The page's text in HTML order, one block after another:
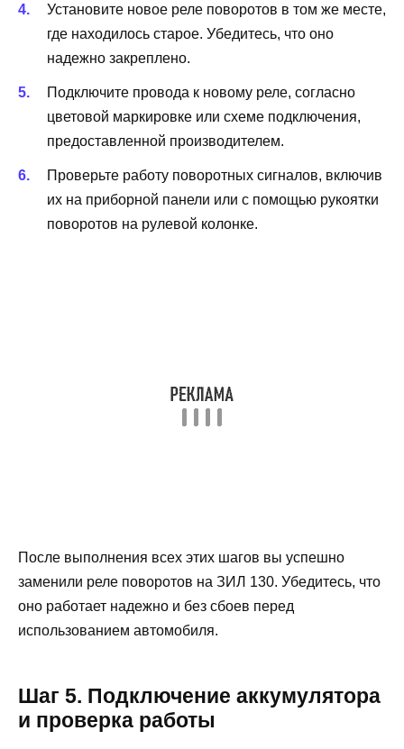
Установите новое реле поворотов в том же месте,
где находилось старое. Убедитесь, что оно
надежно закреплено.
Подключите провода к новому реле, согласно
цветовой маркировке или схеме подключения,
предоставленной производителем.
Проверьте работу поворотных сигналов, включив
их на приборной панели или с помощью рукоятки
поворотов на рулевой колонке.
После выполнения всех этих шагов вы успешно
заменили реле поворотов на ЗИЛ 130. Убедитесь, что
оно работает надежно и без сбоев перед
использованием автомобиля.
Шаг 5. Подключение аккумулятора
и проверка работы